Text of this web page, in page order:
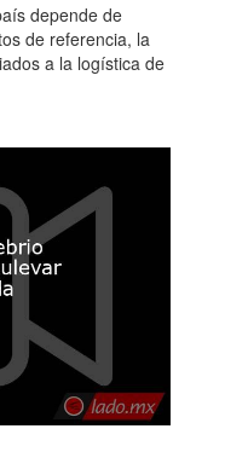
depende de
de referencia, la
a la logística de